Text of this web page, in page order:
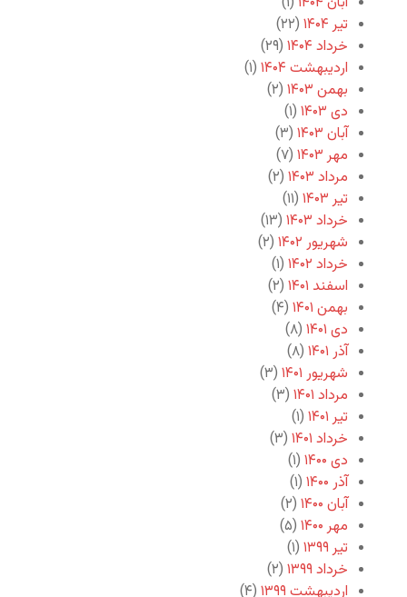
تیر ۱۴۰۴
(۲۲)
خرداد ۱۴۰۴
(۲۹)
اردیبهشت ۱۴۰۴
(۱)
بهمن ۱۴۰۳
(۲)
دی ۱۴۰۳
(۱)
آبان ۱۴۰۳
(۳)
مهر ۱۴۰۳
(۷)
مرداد ۱۴۰۳
(۲)
تیر ۱۴۰۳
(۱۱)
خرداد ۱۴۰۳
(۱۳)
شهریور ۱۴۰۲
(۲)
خرداد ۱۴۰۲
(۱)
اسفند ۱۴۰۱
(۲)
بهمن ۱۴۰۱
(۴)
دی ۱۴۰۱
(۸)
آذر ۱۴۰۱
(۸)
شهریور ۱۴۰۱
(۳)
مرداد ۱۴۰۱
(۳)
تیر ۱۴۰۱
(۱)
خرداد ۱۴۰۱
(۳)
دی ۱۴۰۰
(۱)
آذر ۱۴۰۰
(۱)
آبان ۱۴۰۰
(۲)
مهر ۱۴۰۰
(۵)
تیر ۱۳۹۹
(۱)
خرداد ۱۳۹۹
(۲)
اردیبهشت ۱۳۹۹
(۴)